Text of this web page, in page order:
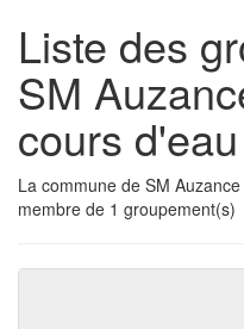
Liste des
SM
cours
La commune de SM
membre de 1 groupement(s)